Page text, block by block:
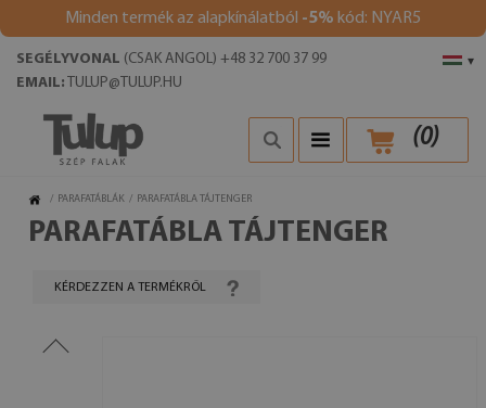
Minden termék az alapkínálatból -5% kód: NYAR5
▾
SEGÉLYVONAL (CSAK ANGOL) +48 32 700 37 99
EMAIL: TULUP@TULUP.HU
(0)
/ PARAFATÁBLÁK / PARAFATÁBLA TÁJTENGER
PARAFATÁBLA TÁJTENGER
KÉRDEZZEN A TERMÉKRŐL